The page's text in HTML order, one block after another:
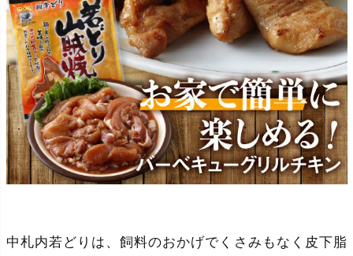
中札内若どりは、飼料のおかげでくさみもなく皮下脂